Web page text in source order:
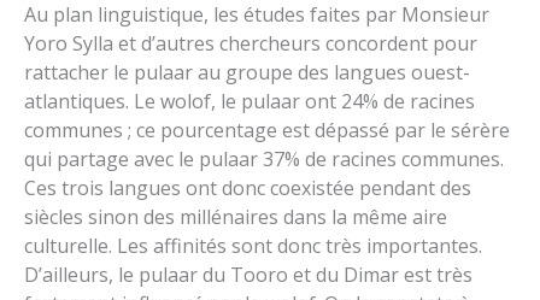
Au plan linguistique, les études faites par Monsieur
Yoro Sylla et d’autres chercheurs concordent pour
rattacher le pulaar au groupe des langues ouest-
atlantiques. Le wolof, le pulaar ont 24% de racines
communes ; ce pourcentage est dépassé par le sérère
qui partage avec le pulaar 37% de racines communes.
Ces trois langues ont donc coexistée pendant des
siècles sinon des millénaires dans la même aire
culturelle. Les affinités sont donc très importantes.
D’ailleurs, le pulaar du Tooro et du Dimar est très